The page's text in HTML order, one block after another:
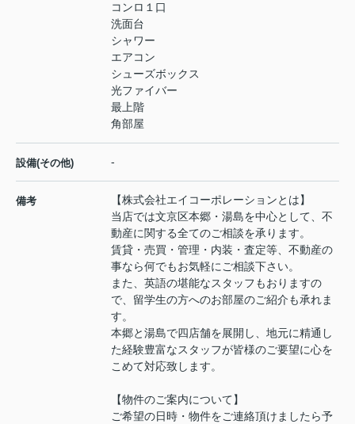
コンロ１口
洗面台
シャワー
エアコン
シューズボックス
光ファイバー
最上階
角部屋
設備(その他) -
備考
【株式会社エイコーポレーションとは】
当店では文京区本郷・湯島を中心として、不
動産に関する全てのご相談を承ります。
賃貸・売買・管理・内装・査定等、不動産の
事なら何でもお気軽にご相談下さい。
また、英語の堪能なスタッフもおりますの
で、留学生の方へのお部屋のご紹介も承れま
す。
本郷と湯島で四店舗を展開し、地元に精通し
た経験豊富なスタッフが皆様のご要望に心を
こめて対応致します。
【物件のご案内について】
ご希望の日時・物件をご連絡頂けましたら予